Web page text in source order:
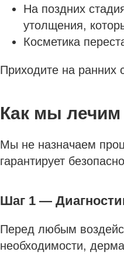
На поздних
утолщения,
Косметика
Приходите на
Как мы лечим
Мы не назначаем
гарантирует
Шаг 1 —
Перед любым
необходимости,